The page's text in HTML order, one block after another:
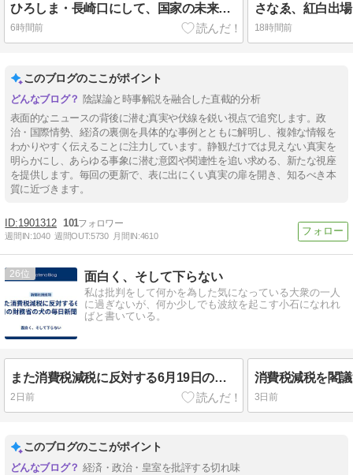
ひろしま・長崎口にして、国家の未来を激論しよう
6時間前 18時間前
このブログのここがポイント
陰謀論と時事解説を融合した直截的分析
表面的なニュースの背後に潜む真実や伏線を鋭い視点で追究します。政
治・国際情勢、経済の裏側を具体的な事例とともに解明し、複雑な情報を
わかりやすく伝えることに注力しています。静観だけでは見えない真実を
明らかにし、あらゆる事象に潜む意図や関連性を追い求める、新たな視座
を提供します。毎回の更新で、表に出にくい真実の扉を開き、知るべき本
質に近づきます。
1901312 101
週間IN:1040 週間OUT:5730 月間IN:4610
26 面白く、そして下らない
私は批判をして何かを為した気になっている大衆の一人
に過ぎないが、何か少しでも波紋を起こす小石になれれ
ばと書いている。
また消費税減税に反対する6月19日の財務省の犬の毎日新聞社説
2日前
消費税減税を閣
3日前
このブログのここがポイント
経済・政治・皇室を批評する切れ味